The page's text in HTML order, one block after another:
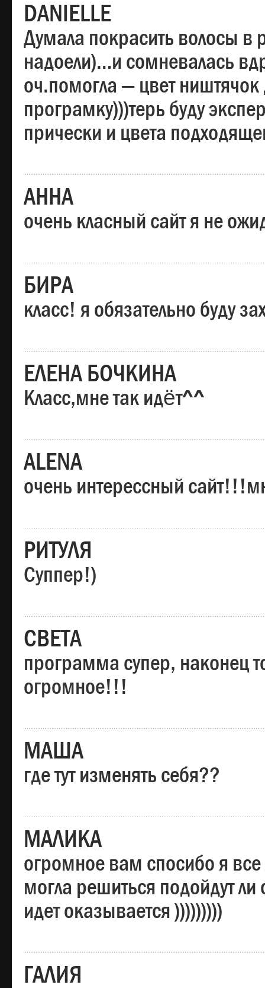
DANIELLE
Думала покрасить волосы
надоели)…и сомневалась
оч.помогла — цвет
програмку)))терь буду
прически и цвета
АННА
очень класный сайт я не
БИРА
класс! я обязательно буду
ЕЛЕНА БОЧКИНА
Класс,мне так идёт^^
ALENA
очень интерессный
РИТУЛЯ
Суппер!)
СВЕТА
программа супер, наконец
огромное!!!
МАША
где тут изменять себя??
МАЛИКА
огромное вам спосибо я
могла решиться подойдут ли
идет оказывается )))))))))
ГАЛИЯ